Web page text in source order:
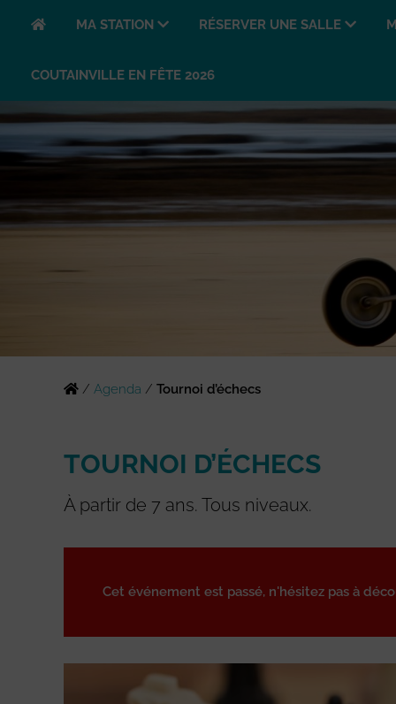
MA STATION RÉSERVER UNE SALLE
COUTAINVILLE EN FÊTE 2026
/ Agenda / Tournoi d’échecs
TOURNOI D’ÉCHECS
À partir de 7 ans. Tous niveaux.
Cet événement est passé, n'hésitez pas à